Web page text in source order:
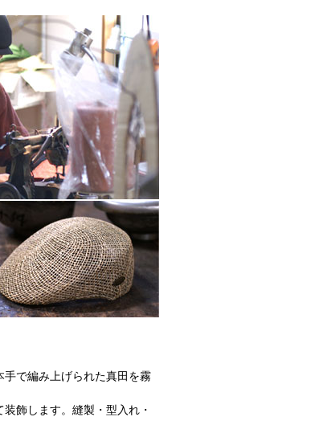
で編み上げられた真田を霧
飾します。縫製・型入れ・